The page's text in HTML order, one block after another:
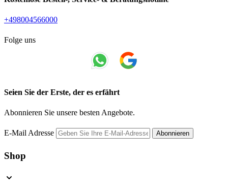
+498004566000
Folge uns
Seien Sie der Erste, der es erfährt
Abonnieren Sie unsere besten Angebote.
E-Mail Adresse Abonnieren
Shop